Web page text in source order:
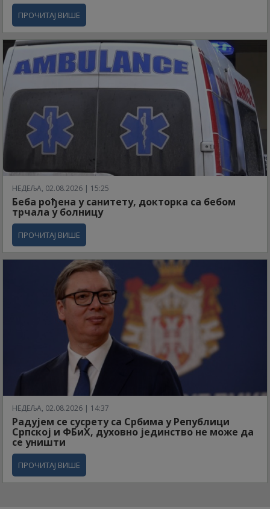
ПРОЧИТАЈ ВИШЕ
НЕДЕЉА, 02.08.2026 | 15:25
Беба рођена у санитету, докторка са бебом
трчала у болницу
ПРОЧИТАЈ ВИШЕ
НЕДЕЉА, 02.08.2026 | 14:37
Радујем се сусрету са Србима у Републици
Српској и ФБиХ, духовно јединство не може да
се уништи
ПРОЧИТАЈ ВИШЕ